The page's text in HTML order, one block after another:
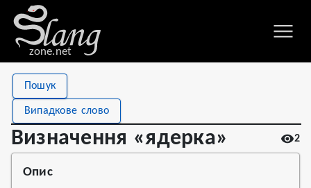
zone.net
Пошук
Випадкове слово
Визначення «ядерка» 2
Визначення «ядерка»
Stat
Views
Definitions 1
Опис